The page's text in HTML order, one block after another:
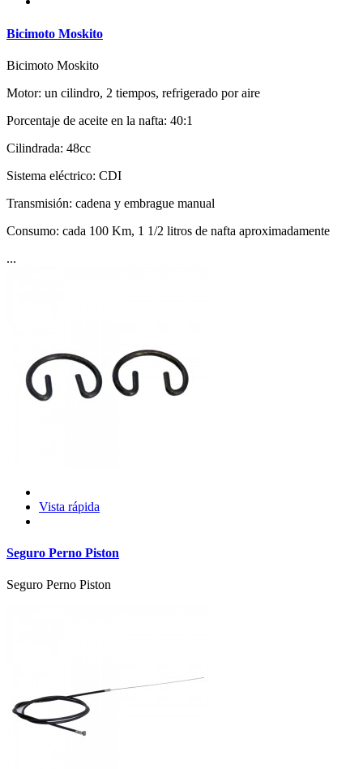
Bicimoto Moskito
Bicimoto Moskito
Motor: un cilindro, 2 tiempos, refrigerado por aire
Porcentaje de aceite en la nafta: 40:1
Cilindrada: 48cc
Sistema eléctrico: CDI
Transmisión: cadena y embrague manual
Consumo: cada 100 Km, 1 1/2 litros de nafta aproximadamente
...
Vista rápida
Seguro Perno Piston
Seguro Perno Piston